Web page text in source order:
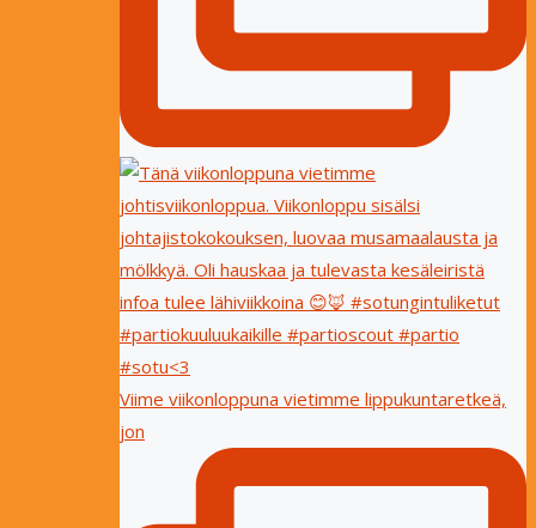
Viime viikonloppuna vietimme lippukuntaretkeä,
jon